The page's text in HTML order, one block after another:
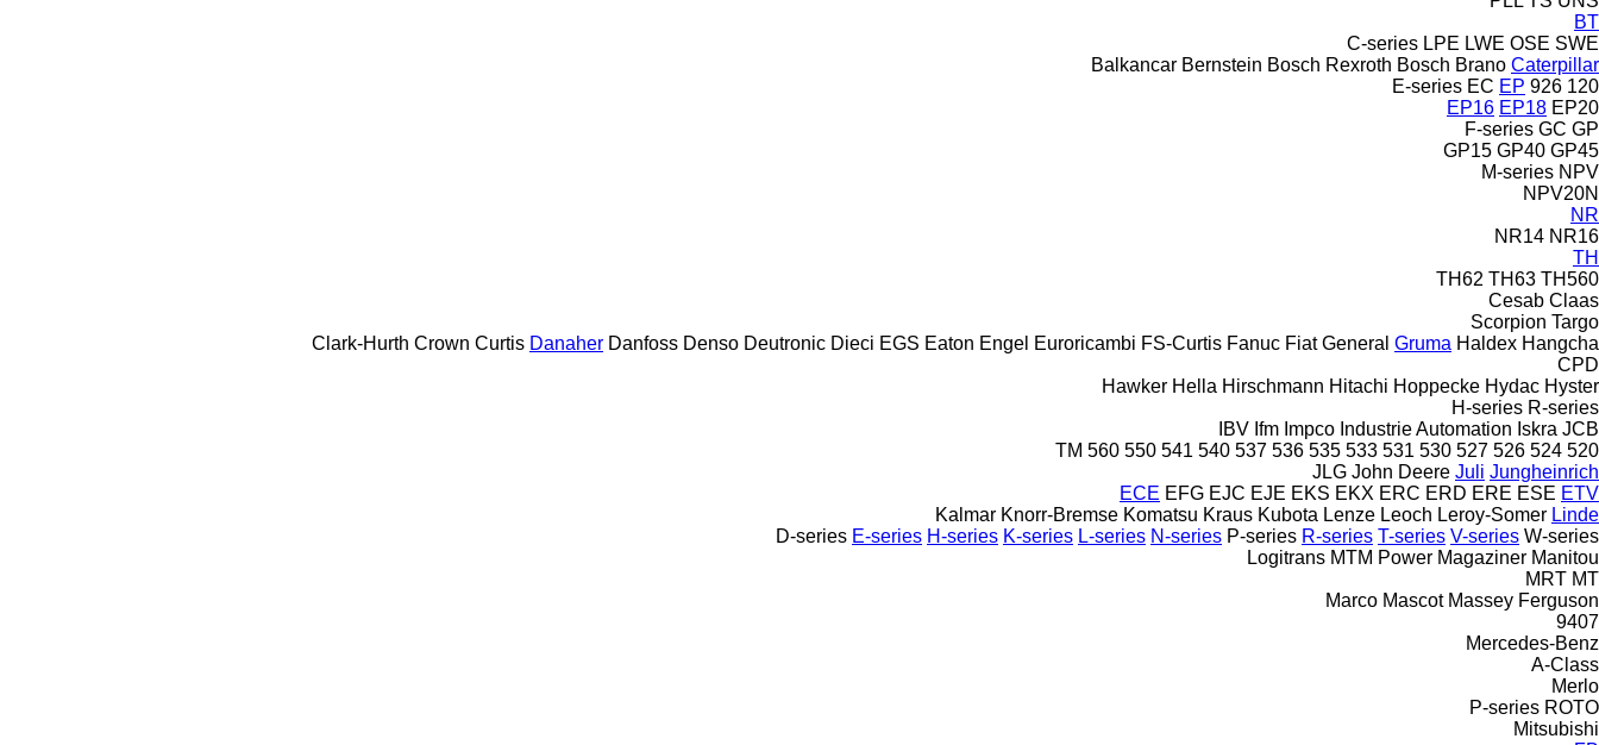
BT
C-series LPE LWE OSE SWE
Balkancar Bernstein Bosch Rexroth Bosch Brano Caterpillar
120
926
E-series EC EP
EP16 EP18 EP20
F-series GC GP
GP15 GP40 GP45
M-series NPV
NPV20N
NR
NR14 NR16
TH
TH62 TH63 TH560
Cesab Claas
Scorpion Targo
Clark-Hurth Crown Curtis Danaher Danfoss Denso Deutronic Dieci EGS Eaton Engel Euroricambi FS-Curtis Fanuc Fiat General Gruma Haldex Hangcha
CPD
Hawker Hella Hirschmann Hitachi Hoppecke Hydac Hyster
H-series R-series
IBV Ifm Impco Industrie Automation Iskra JCB
520
524
526
527
530
531
533
535
536
537
540
541
550
560
TM
JLG John Deere Juli Jungheinrich
ECE EFG EJC EJE EKS EKX ERC ERD ERE ESE ETV
Kalmar Knorr-Bremse Komatsu Kraus Kubota Lenze Leoch Leroy-Somer Linde
D-series E-series H-series K-series L-series N-series P-series R-series T-series V-series W-series
Logitrans MTM Power Magaziner Manitou
MRT MT
Marco Mascot Massey Ferguson
9407
Mercedes-Benz
A-Class
Merlo
P-series ROTO
Mitsubishi